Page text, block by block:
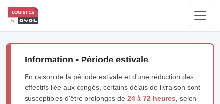
Information • Période estivale
En raison de la période estivale et d'une réduction des
effectifs liée aux congés, certains délais de livraison sont
susceptibles d'être prolongés de 24 à 72 heures , selon